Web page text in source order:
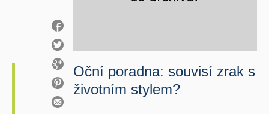
Oční poradna: souvisí zrak s
životním stylem?